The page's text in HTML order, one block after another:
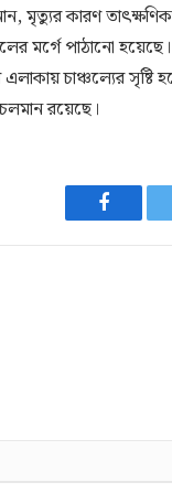
কারণ
মর্গে পাঠানো
চাঞ্চল্যের
রয়েছে।